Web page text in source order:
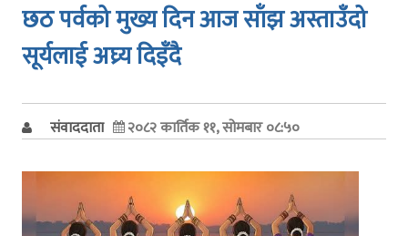
छठ पर्वको मुख्य दिन आज साँझ अस्ताउँदो
सूर्यलाई अघ्र्य दिइँदै
संवाददाता २०८२ कार्तिक ११, सोमबार ०८:५०